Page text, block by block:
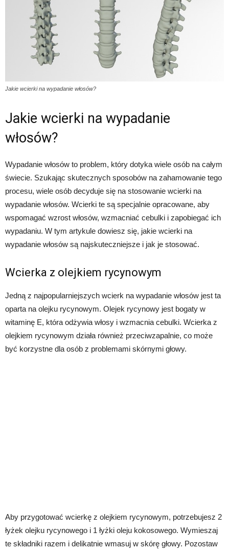
Jakie wcierki na wypadanie włosów?
Jakie wcierki na wypadanie
włosów?
Wypadanie włosów to problem, który dotyka wiele osób na całym
świecie. Szukając skutecznych sposobów na zahamowanie tego
procesu, wiele osób decyduje się na stosowanie wcierki na
wypadanie włosów. Wcierki te są specjalnie opracowane, aby
wspomagać wzrost włosów, wzmacniać cebulki i zapobiegać ich
wypadaniu. W tym artykule dowiesz się, jakie wcierki na
wypadanie włosów są najskuteczniejsze i jak je stosować.
Wcierka z olejkiem rycynowym
Jedną z najpopularniejszych wcierk na wypadanie włosów jest ta
oparta na olejku rycynowym. Olejek rycynowy jest bogaty w
witaminę E, która odżywia włosy i wzmacnia cebulki. Wcierka z
olejkiem rycynowym działa również przeciwzapalnie, co może
być korzystne dla osób z problemami skórnymi głowy.
Aby przygotować wcierkę z olejkiem rycynowym, potrzebujesz 2
łyżek olejku rycynowego i 1 łyżki oleju kokosowego. Wymieszaj
te składniki razem i delikatnie wmasuj w skórę głowy. Pozostaw